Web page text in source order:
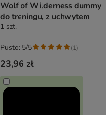
Wolf of Wilderness dummy
do treningu, z uchwytem
1 szt.
23,96 zł
Pusto: 5/5 (1)